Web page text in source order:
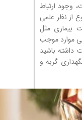
وجود ارتباط
از نظر علمی
بیماری‌ مثل
موارد موجب
باشید
گربه و